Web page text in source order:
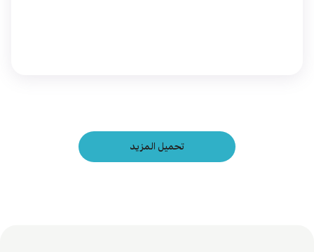
تحميل المزيد